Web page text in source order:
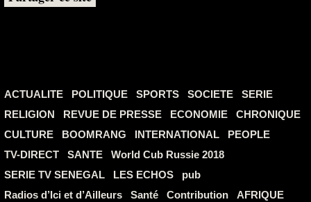
ACTUALITE POLITIQUE SPORTS SOCIETE
SERIE
RELIGION
REVUE DE PRESSE ECONOMIE
CHRONIQUE
CULTURE
BOOMRANG INTERNATIONAL
PEOPLE
TV-DIRECT
SANTE
World Cub Russie 2018
SERIE TV SENEGAL
LES ECHOS
pub
Radios d’Ici et d’Ailleurs
Santé Contribution
AFRIQUE